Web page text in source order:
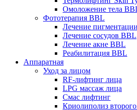
Омоложение тела
Фототерапия BBL
Лечение
Лечение сосудов BBL
Лечение акне BBL
Реабилитация BBL
Аппаратная
Уход за лицом
RF-лифтинг лица
LPG массаж лица
Смас лифтинг
Криолиполиз